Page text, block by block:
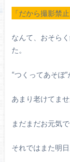
「だから撮影禁
なんて、おそら
た。
“つくってあそぼ
あまり老けてませ
まだまだお元気
それではまた明日